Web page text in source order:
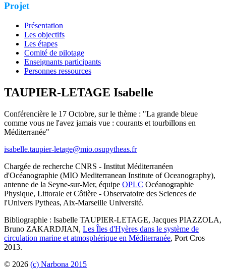
Projet
Présentation
Les objectifs
Les étapes
Comité de pilotage
Enseignants participants
Personnes ressources
TAUPIER-LETAGE Isabelle
Conférencière le 17 Octobre, sur le thème : "La grande bleue
comme vous ne l'avez jamais vue : courants et tourbillons en
Méditerranée"
isabelle.taupier-letage@mio.osupytheas.fr
Chargée de recherche CNRS - Institut Méditerranéen
d'Océanographie (MIO Mediterranean Institute of Oceanography),
antenne de la Seyne-sur-Mer, équipe OPLC Océanographie
Physique, Littorale et Côtière - Observatoire des Sciences de
l'Univers Pytheas, Aix-Marseille Université.
Bibliographie : Isabelle TAUPIER-LETAGE, Jacques PIAZZOLA,
Bruno ZAKARDJIAN, Les Îles d'Hyères dans le système de
circulation marine et atmosphérique en Méditerranée, Port Cros
2013.
© 2026 (c) Narbona 2015